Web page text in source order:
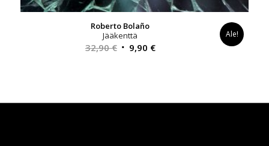
Roberto Bolaño
Jääkenttä
32,90€ Alkuperäinen
9,90 €Nykyinen
Ale!